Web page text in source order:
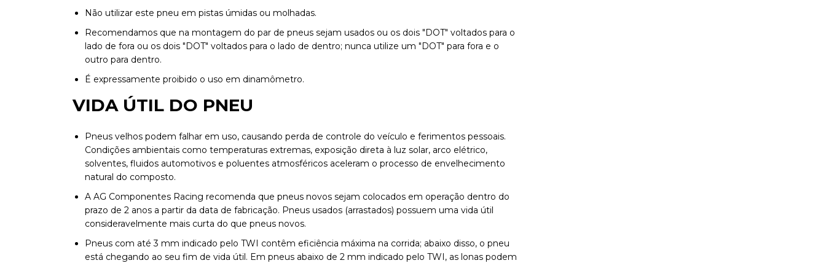
Não utilizar este pneu em pistas úmidas ou molhadas.
Recomendamos que na montagem do par de pneus sejam usados ou os dois "DOT" voltados para o
lado de fora ou os dois "DOT" voltados para o lado de dentro; nunca utilize um "DOT" para fora e o
outro para dentro.
É expressamente proibido o uso em dinamômetro.
VIDA ÚTIL DO PNEU
Pneus velhos podem falhar em uso, causando perda de controle do veículo e ferimentos pessoais.
Condições ambientais como temperaturas extremas, exposição direta à luz solar, arco elétrico,
solventes, fluidos automotivos e poluentes atmosféricos aceleram o processo de envelhecimento
natural do composto.
A AG Componentes Racing recomenda que pneus novos sejam colocados em operação dentro do
prazo de 2 anos a partir da data de fabricação. Pneus usados (arrastados) possuem uma vida útil
consideravelmente mais curta do que pneus novos.
Pneus com até 3 mm indicado pelo TWI contêm eficiência máxima na corrida; abaixo disso, o pneu
está chegando ao seu fim de vida útil. Em pneus abaixo de 2 mm indicado pelo TWI, as lonas podem